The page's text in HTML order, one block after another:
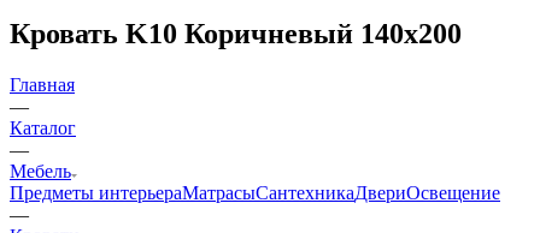
Кровать K10 Коричневый 140x200
Главная
—
Каталог
—
Мебель
Предметы интерьераМатрасыСантехникаДвериОсвещение
—